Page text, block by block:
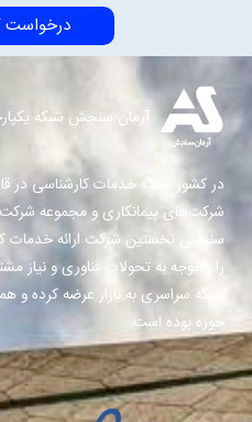
درخواست
آرمان سنجش شبکه
در کشور عمده خدمات کارشناسی در
شرکت‌های پیمانکاری و مجموعه
سنجش نخستین شرکت ارائه خدمات
را با توجه به تحولات فناوری و
شبکه سراسری به بازار عرضه کرده
حوزه بوده است.